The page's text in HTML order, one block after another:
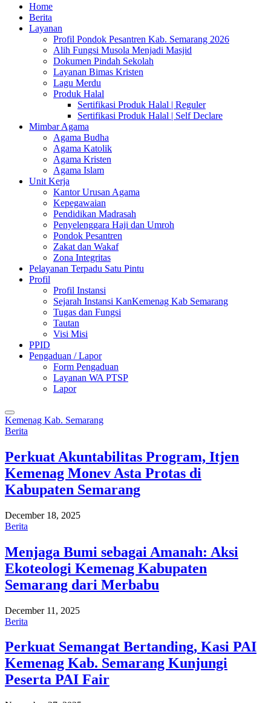
Home
Berita
Layanan
Profil Pondok Pesantren Kab. Semarang 2026
Alih Fungsi Musola Menjadi Masjid
Dokumen Pindah Sekolah
Layanan Bimas Kristen
Lagu Merdu
Produk Halal
Sertifikasi Produk Halal | Reguler
Sertifikasi Produk Halal | Self Declare
Mimbar Agama
Agama Budha
Agama Katolik
Agama Kristen
Agama Islam
Unit Kerja
Kantor Urusan Agama
Kepegawaian
Pendidikan Madrasah
Penyelenggara Haji dan Umroh
Pondok Pesantren
Zakat dan Wakaf
Zona Integritas
Pelayanan Terpadu Satu Pintu
Profil
Profil Instansi
Sejarah Instansi KanKemenag Kab Semarang
Tugas dan Fungsi
Tautan
Visi Misi
PPID
Pengaduan / Lapor
Form Pengaduan
Layanan WA PTSP
Lapor
Kemenag Kab. Semarang
Berita
Perkuat Akuntabilitas Program, Itjen
Kemenag Monev Asta Protas di
Kabupaten Semarang
December 18, 2025
Berita
Menjaga Bumi sebagai Amanah: Aksi
Ekoteologi Kemenag Kabupaten
Semarang dari Merbabu
December 11, 2025
Berita
Perkuat Semangat Bertanding, Kasi PAI
Kemenag Kab. Semarang Kunjungi
Peserta PAI Fair